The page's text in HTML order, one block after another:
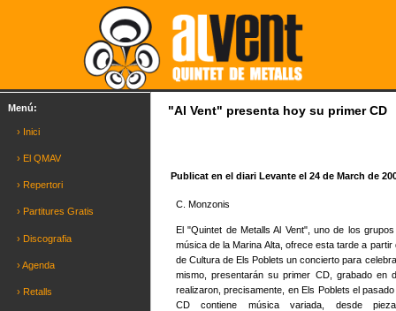
Menú:
› Inici
› El QMAV
› Repertori
› Partitures Gratis
› Discografia
› Agenda
› Retalls
"Al Vent" presenta hoy su primer CD
Publicat en el diari Levante el 24 de March de
C. Monzonis
El "Quintet de Metalls Al Vent", uno de los
música de la Marina Alta, ofrece esta tarde a
de Cultura de Els Poblets un concierto para
mismo, presentarán su primer CD, grabado en
realizaron, precisamente, en Els Poblets el
CD contiene música variada, desde